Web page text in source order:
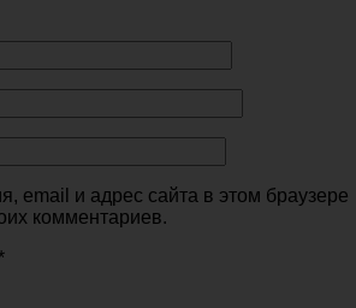
email и адрес сайта в этом браузере
комментариев.